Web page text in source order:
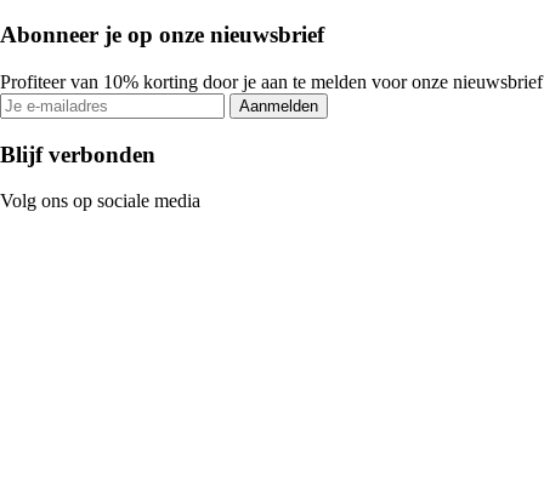
Abonneer je op onze nieuwsbrief
Profiteer van 10% korting door je aan te melden voor onze nieuwsbrief
Aanmelden
Blijf verbonden
Volg ons op sociale media